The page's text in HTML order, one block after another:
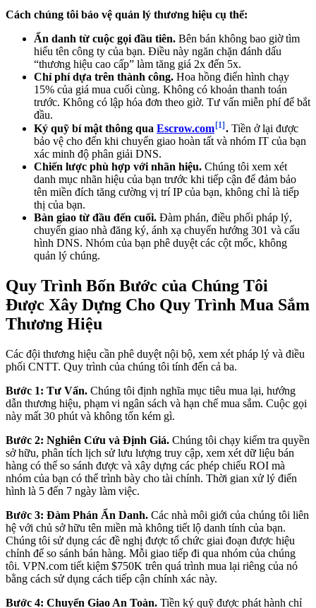
Cách chúng tôi bảo vệ quản lý thương hiệu cụ thể:
Ẩn danh từ cuộc gọi đầu tiên. Bên bán không bao giờ tìm
hiểu tên công ty của bạn. Điều này ngăn chặn đánh dấu
“thương hiệu cao cấp” làm tăng giá 2x đến 5x.
Chỉ phí dựa trên thành công. Hoa hồng điển hình chạy
15% của giá mua cuối cùng. Không có khoản thanh toán
trước. Không có lập hóa đơn theo giờ. Tư vấn miễn phí để bắt
đầu.
Ký quỹ bí mật thông qua Escrow.com [1] . Tiền ở lại được
bảo vệ cho đến khi chuyển giao hoàn tất và nhóm IT của bạn
xác minh độ phân giải DNS.
Chiến lược phù hợp với nhãn hiệu. Chúng tôi xem xét
danh mục nhãn hiệu của bạn trước khi tiếp cận để đảm bảo
tên miền đích tăng cường vị trí IP của bạn, không chỉ là tiếp
thị của bạn.
Bàn giao từ đầu đến cuối. Đàm phán, điều phối pháp lý,
chuyển giao nhà đăng ký, ánh xạ chuyển hướng 301 và cấu
hình DNS. Nhóm của bạn phê duyệt các cột mốc, không
quản lý chúng.
Quy Trình Bốn Bước của Chúng Tôi
Được Xây Dựng Cho Quy Trình Mua Sắm
Thương Hiệu
Các đội thương hiệu cần phê duyệt nội bộ, xem xét pháp lý và điều
phối CNTT. Quy trình của chúng tôi tính đến cả ba.
Bước 1: Tư Vấn. Chúng tôi định nghĩa mục tiêu mua lại, hướng
dẫn thương hiệu, phạm vi ngân sách và hạn chế mua sắm. Cuộc gọi
này mất 30 phút và không tốn kém gì.
Bước 2: Nghiên Cứu và Định Giá. Chúng tôi chạy kiểm tra quyền
sở hữu, phân tích lịch sử lưu lượng truy cập, xem xét dữ liệu bán
hàng có thể so sánh được và xây dựng các phép chiếu ROI mà
nhóm của bạn có thể trình bày cho tài chính. Thời gian xử lý điển
hình là 5 đến 7 ngày làm việc.
Bước 3: Đàm Phán Ẩn Danh. Các nhà môi giới của chúng tôi liên
hệ với chủ sở hữu tên miền mà không tiết lộ danh tính của bạn.
Chúng tôi sử dụng các đề nghị được tổ chức giai đoạn được hiệu
chỉnh để so sánh bán hàng. Mỗi giao tiếp đi qua nhóm của chúng
tôi. VPN.com tiết kiệm $750K trên quá trình mua lại riêng của nó
bằng cách sử dụng cách tiếp cận chính xác này.
Bước 4: Chuyển Giao An Toàn. Tiền ký quỹ được phát hành chỉ